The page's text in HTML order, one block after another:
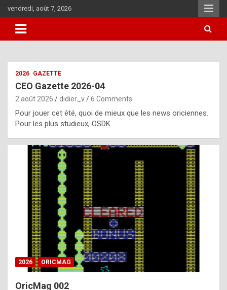
to
content
vendredi, août 7, 2026
i
u
l
y
d
i
ff
i
2026 GAZETTE
CEO Gazette 2026-04
2 août 2026 didier_v 6 Comments
Pour jouer cet été, quoi de mieux que les news oriciennes.
Pour les plus studieux, OSDK…
2026 ORICMAG
OricMag 002